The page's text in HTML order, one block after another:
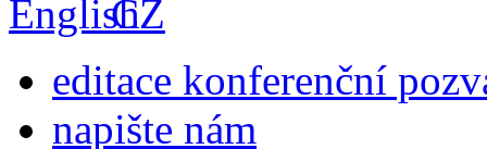
editace konferenční
napište nám